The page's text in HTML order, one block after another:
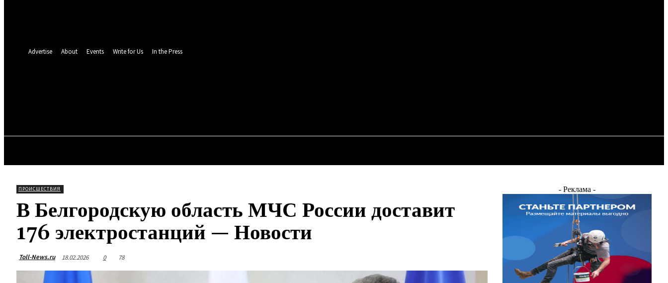
Advertise
About Events Write for Us In the Press
ПРОИСШЕСТВИЯ
В Белгородскую область МЧС России доставит
176 электростанций — Новости
Toll-News.ru 18.02.2026 0 78
- Реклама -